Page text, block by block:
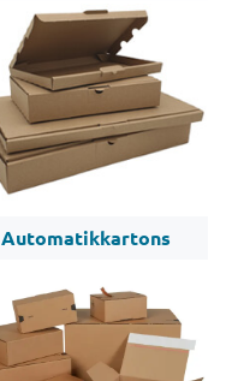
Automatikkartons